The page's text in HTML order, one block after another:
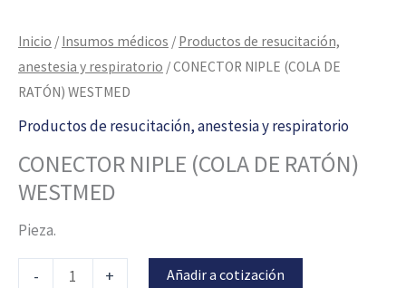
Inicio / Insumos médicos / Productos de resucitación,
anestesia y respiratorio / CONECTOR NIPLE (COLA DE
RATÓN) WESTMED
Productos de resucitación, anestesia y respiratorio
CONECTOR NIPLE (COLA DE RATÓN)
WESTMED
Pieza.
- + Añadir a cotización